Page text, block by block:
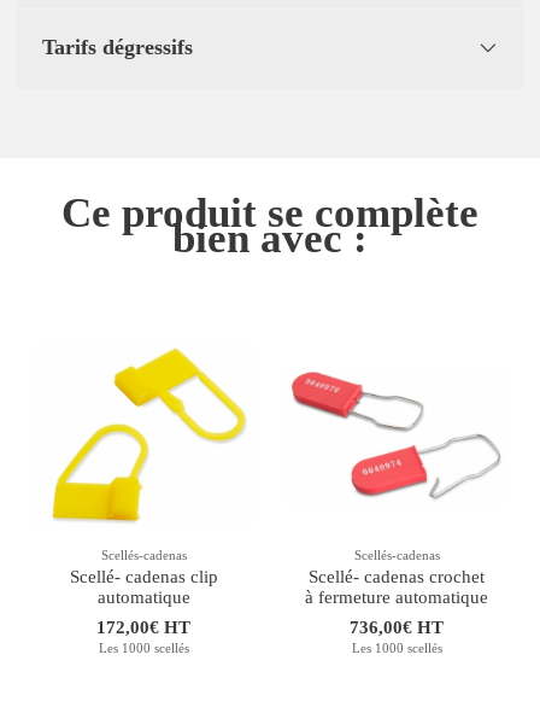
Tarifs dégressifs
Ce produit se complète
bien avec :
Scellés-cadenas
Scellé- cadenas clip
automatique
172,00€ HT
Les 1000 scellés
Scellés-cadenas
Scellé- cadenas crochet
à fermeture automatique
736,00€ HT
Les 1000 scellés